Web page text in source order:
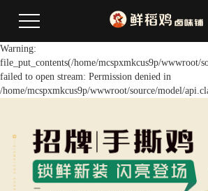
Warning:
file_put_contents(/home/mcspxmkcus9p/wwwroot/
failed to open stream: Permission denied in
/home/mcspxmkcus9p/wwwroot/source/model/